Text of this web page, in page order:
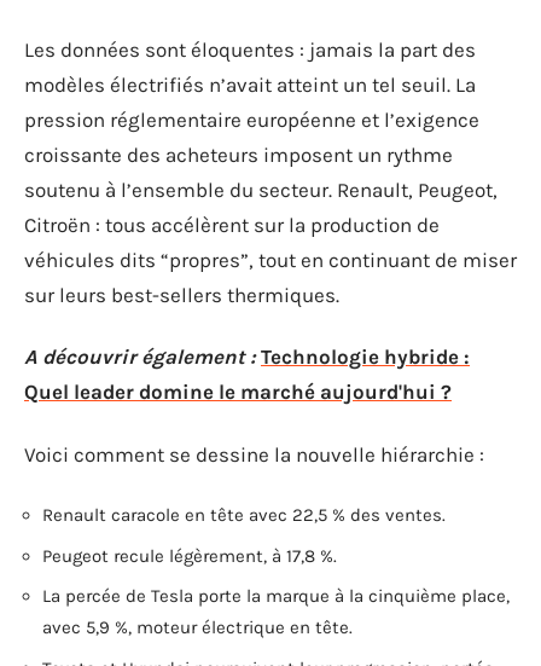
Les données sont éloquentes : jamais la part des
modèles électrifiés n’avait atteint un tel seuil. La
pression réglementaire européenne et l’exigence
croissante des acheteurs imposent un rythme
soutenu à l’ensemble du secteur. Renault, Peugeot,
Citroën : tous accélèrent sur la production de
véhicules dits “propres”, tout en continuant de miser
sur leurs best-sellers thermiques.
A découvrir également : Technologie hybride :
Quel leader domine le marché aujourd'hui ?
Voici comment se dessine la nouvelle hiérarchie :
Renault caracole en tête avec 22,5 % des ventes.
Peugeot recule légèrement, à 17,8 %.
La percée de Tesla porte la marque à la cinquième place,
avec 5,9 %, moteur électrique en tête.